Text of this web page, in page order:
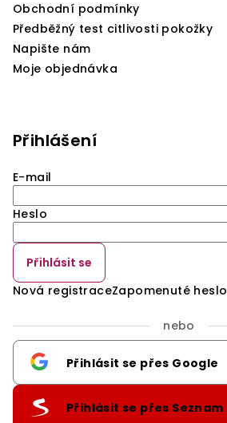
Obchodní podmínky
Předběžný test citlivosti pokožky
Napište nám
Moje objednávka
Přihlášení
E-mail
Heslo
Přihlásit se
Nová registraceZapomenuté heslo
nebo
Přihlásit se přes Google
Přihlásit se přes Seznam